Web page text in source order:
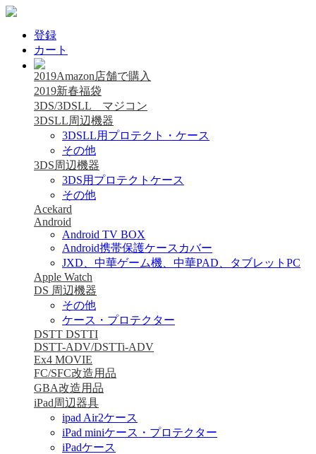
登録
カート
2019Amazon店舗で購入
2019新春福袋
3DS/3DSLL マジコン
3DSLL周辺機器
3DSLL用プロテクト・ケース
その他
3DS周辺機器
3DS用プロテクトケース
その他
Acekard
Android
Android TV BOX
Android携帯保護ケースカバー
JXD、中華ゲーム機、中華PAD、タブレットPC
Apple Watch
DS 周辺機器
その他
ケース・プロテクター
DSTT DSTTI
DSTT-ADV/DSTTi-ADV
Ex4 MOVIE
FC/SFC改造用品
GBA改造用品
iPad周辺器具
ipad Air2ケース
iPad miniケース・プロテクター
iPadケース